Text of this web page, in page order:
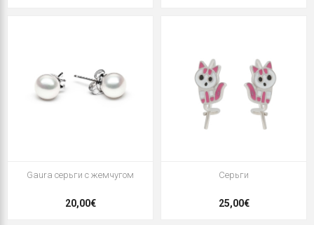
Gaura серьги с жемчугом
20,00€
Серьги
25,00€